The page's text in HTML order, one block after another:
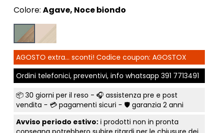
Colore: Agave, Noce biondo
AGOSTO extra... sconti! Codice coupon: AGOSTOX
Ordini telefonici, preventivi, info whatsapp 391 7713491
📦 30 giorni per il reso - 🎧 assistenza pre e post
vendita - 💳 pagamenti sicuri - 🛡️ garanzia 2 anni
Avviso periodo estivo:i prodotti non in pronta